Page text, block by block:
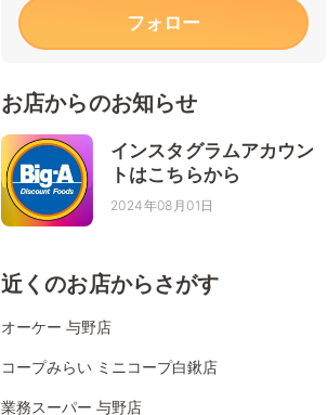
フォロー
お店からのお知らせ
インスタグラムアカウン
トはこちらから
2024年08月01日
近くのお店からさがす
オーケー 与野店
コープみらい ミニコープ白鍬店
業務スーパー 与野店